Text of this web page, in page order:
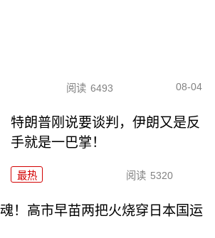
阅读 6493 08-04
特朗普刚说要谈判，伊朗又是反
手就是一巴掌！
最热 阅读 5320
！高市早苗两把火烧穿日本国运